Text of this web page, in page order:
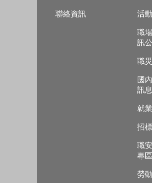
聯絡資訊 活
職
訊
職
國
訊息
就
招
職
專區
勞